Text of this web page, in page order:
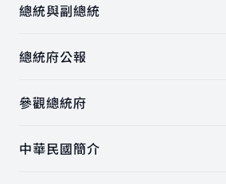
總統與副總統
總統府公報
參觀總統府
中華民國簡介